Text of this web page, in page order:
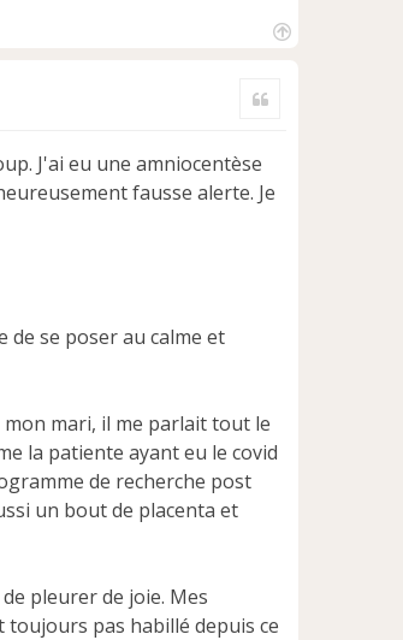
J'ai eu une amniocentèse
fausse alerte. Je
de se poser au calme et
mari, il me parlait tout le
la patiente ayant eu le covid
de recherche post
un bout de placenta et
pleurer de joie. Mes
pas habillé depuis ce